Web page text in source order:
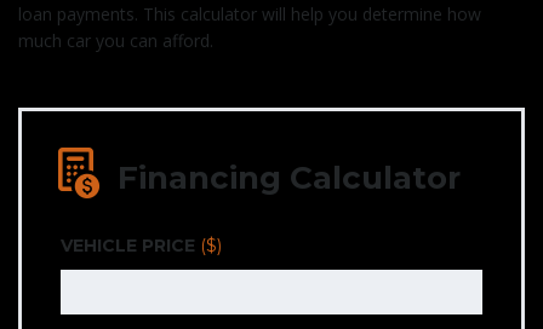
loan payments. This calculator will help you determine how
much car you can afford.
Financing Calculator
VEHICLE PRICE ($)